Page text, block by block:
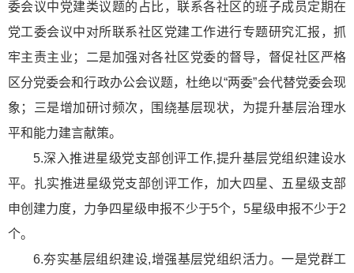
委会议中党建类议题的占比，联系各社区的班子成员定期在
党工委会议中对所联系社区党建工作进行专题研究汇报，抓
牢主责主业；二是加强对各社区党委的督导，督促社区严格
区分党委会和行政办公会议题，杜绝以“两委”会代替党委会现
象；三是增加研讨频次，围绕基层现状，为提升基层治理水
平和能力建言献策。
5.深入推进星级党支部创评工作,提升基层党组织建设水
平。扎实推进星级党支部创评工作，加大四星、五星级支部
申创建力度，力争四星级申报不少于5个，5星级申报不少于2
个。
6.夯实基层组织建设,增强基层党组织活力。一是党群工